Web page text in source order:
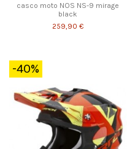
casco moto NOS NS-9 mirage
black
259,90 €
-40%